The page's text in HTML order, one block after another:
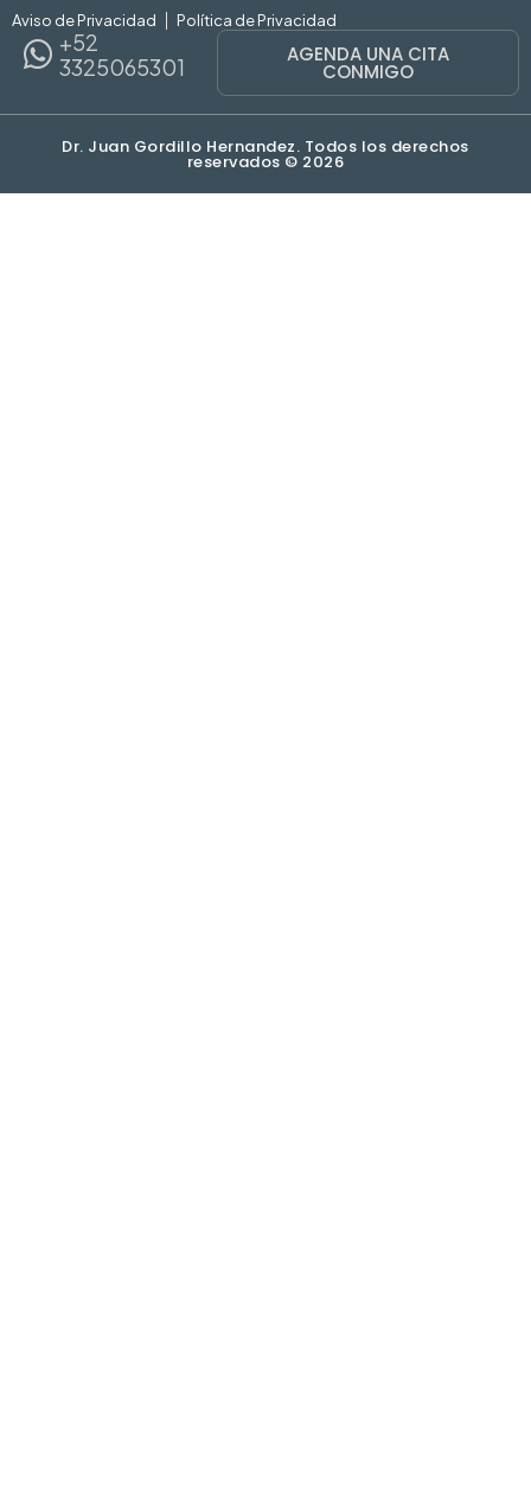
Aviso de Privacidad Política de Privacidad
+52
3325065301
AGENDA UNA CITA
CONMIGO
Dr. Juan Gordillo Hernandez. Todos los derechos
reservados © 2026